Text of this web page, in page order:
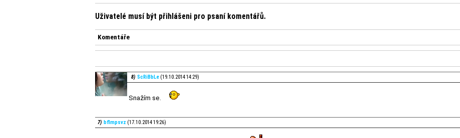
Uživatelé musí být přihlášeni pro psaní komentářů.
Komentáře
8) ScRiBbLe (19.10.2014 14:29)
Snažím se.
7) bflmpsvz (17.10.2014 19:26)